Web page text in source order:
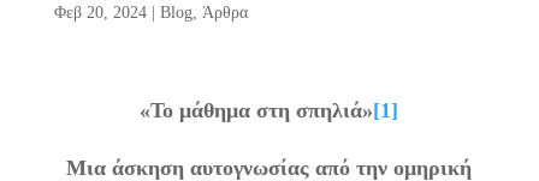
Φεβ 20, 2024| Blog, Άρθρα
«Το μάθημα στη σπηλιά»[1]
Μια άσκηση αυτογνωσίας από την ομηρική